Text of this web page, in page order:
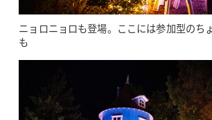
ニョロニョロも登場。ここには参加型のち
も